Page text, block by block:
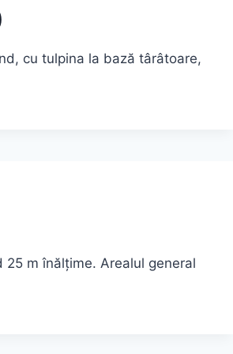
cu tulpina la bază târâtoare,
m înălţime. Arealul general